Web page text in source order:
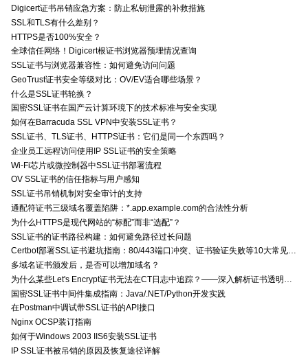
Digicert证书吊销应急方案：防止私钥泄露的补救措施
SSL和TLS有什么差别？
HTTPS是否100%安全？
全球信任网络！Digicert根证书浏览器预埋情况查询
SSL证书与浏览器兼容性：如何避免访问问题
GeoTrust证书安全等级对比：OV/EV适合哪些场景？
什么是SSL证书轮换？
国密SSL证书在国产云计算环境下的技术标准与安全实现
如何在Barracuda SSL VPN中安装SSL证书？
SSL证书、TLS证书、HTTPS证书：它们是同一个东西吗？
企业员工远程访问使用IP SSL证书的安全策略
Wi-Fi芯片或微控制器中SSL证书部署流程
OV SSL证书的信任指标与用户感知
SSL证书吊销机制对安全审计的支持
通配符证书三级域名覆盖陷阱：*.app.example.com的合法性分析
为什么HTTPS是现代网站的“标配”而非“选配”？
SSL证书的证书路径构建：如何避免路径过长问题
Certbot部署SSL证书避坑指南：80/443端口冲突、证书验证失败等10大常见问题解决方案
多域名证书颁发后，是否可以增加域名？
为什么某些Let's Encrypt证书无法在CT日志中追踪？——深入解析证书透明度与Let's Encrypt的关系
国密SSL证书中间件集成指南：Java/.NET/Python开发实践
在Postman中调试带SSL证书的API接口
Nginx OCSP装订指南
如何于Windows 2003 IIS6安装SSL证书
IP SSL证书被吊销的原因及恢复途径详解